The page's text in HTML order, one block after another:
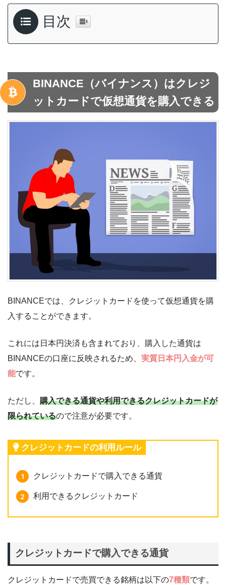
目次
BINANCE（バイナンス）はクレジ
ットカードで仮想通貨を購入できる
BINANCEでは、クレジットカードを使って仮想通貨を購
入することができます。
これには日本円決済も含まれており、購入した通貨は
BINANCEの口座に反映されるため、 実質日本円入金が可
能です。
ただし、 購入できる通貨や利用できるクレジットカードが
限られているので注意が必要です。
クレジットカードの利用ルール
クレジットカードで購入できる通貨
利用できるクレジットカード
クレジットカードで購入できる通貨
クレジットカードで売買できる銘柄は以下の7種類です。